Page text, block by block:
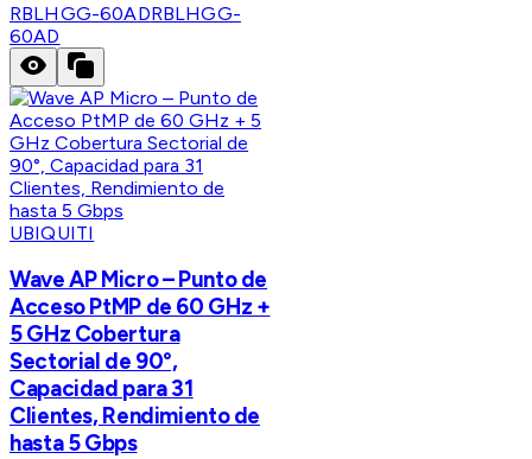
RBLHGG-60ADRBLHGG-
60AD
UBIQUITI
Wave AP Micro – Punto de
Acceso PtMP de 60 GHz +
5 GHz Cobertura
Sectorial de 90°,
Capacidad para 31
Clientes, Rendimiento de
hasta 5 Gbps